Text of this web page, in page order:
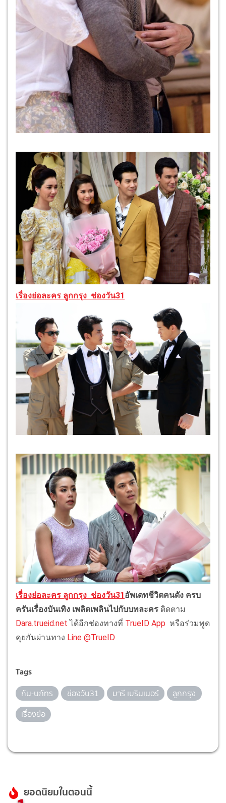
เรื่องย่อละคร ลูกกรุง ช่องวัน31
เรื่องย่อละคร ลูกกรุง ช่องวัน31อัพเดทชีวิตคนดัง ครบ
ครันเรื่องบันเทิง เพลิดเพลินไปกับบทละคร ติดตาม
Dara.trueid.net ได้อีกช่องทางที่ TrueID App หรือร่วมพูด
คุยกันผ่านทาง Line @TrueID
Tags
กัน-นภัทร ช่องวัน31 มารี เบรินเนอร์
ลูกกรุง
เรื่องย่อ
ยอดนิยมในตอนนี้